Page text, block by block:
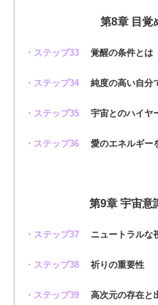
第8章 目覚
・ステップ33 覚醒の条件とは
・ステップ34 純度の高い自分
・ステップ35 宇宙とのハイヤ
・ステップ36 愛のエネルギー
第9章 宇宙意
・ステップ37 ニュートラルな
・ステップ38 祈りの重要性
・ステップ39 高次元の存在と